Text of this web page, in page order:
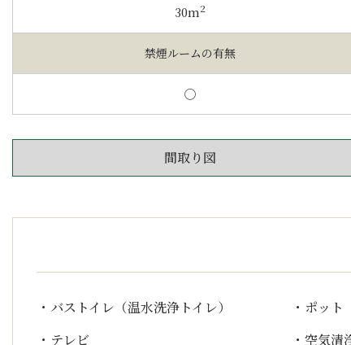
30m2
禁煙ルームの有無
◯
間取り図
・バストイレ（温水洗浄トイレ）
・テレビ
・ポット
・空気清